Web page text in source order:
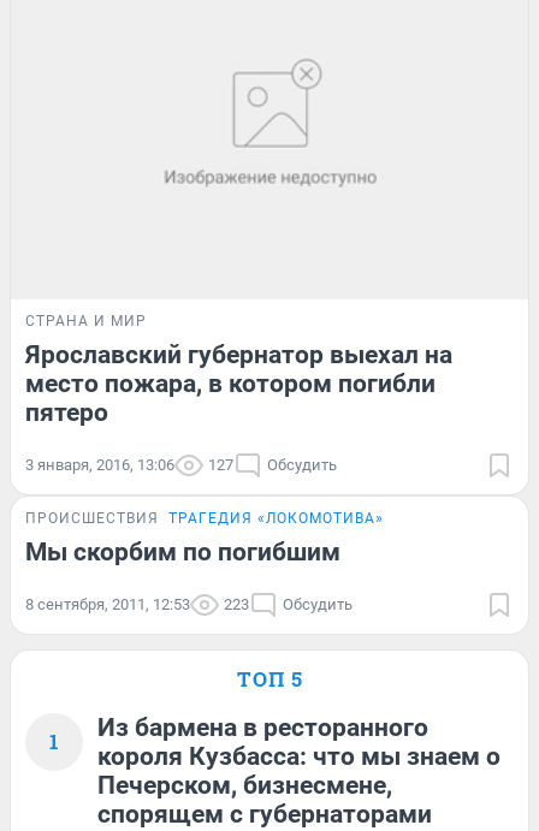
СТРАНА И МИР
Ярославский губернатор выехал на
место пожара, в котором погибли
пятеро
3 января, 2016, 13:06 127 Обсудить
ПРОИСШЕСТВИЯ ТРАГЕДИЯ «ЛОКОМОТИВА»
Мы скорбим по погибшим
8 сентября, 2011, 12:53 223 Обсудить
ТОП 5
1
Из бармена в ресторанного
короля Кузбасса: что мы знаем о
Печерском, бизнесмене,
спорящем с губернаторами